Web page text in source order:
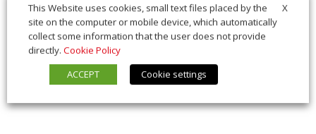
X
This Website uses cookies, small text files placed by the
site on the computer or mobile device, which automatically
collect some information that the user does not provide
directly. Cookie Policy
ACCEPT
Cookie settings